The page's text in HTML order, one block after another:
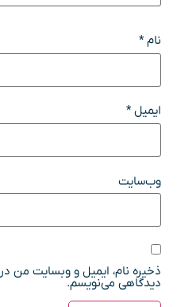
نام*
ایمیل*
وب‌سایت
ذخیره نام، ایمیل و وبسایت من در
دیدگاهی می‌نویسم.